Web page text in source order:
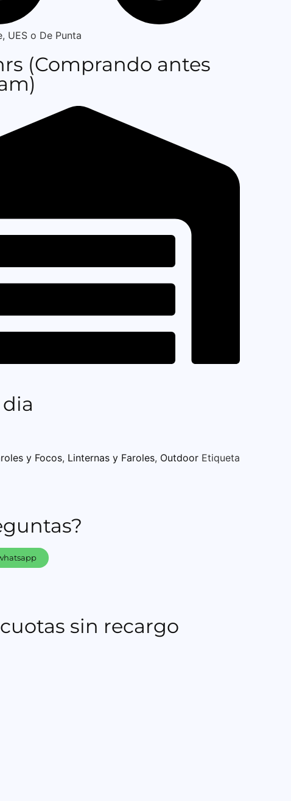
UES o De Punta
(Comprando antes
y Focos, Linternas y Faroles, Outdoor Etiqueta
sin recargo